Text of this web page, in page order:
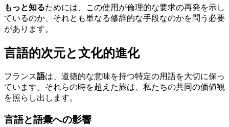
もっと知るためには、この使用が倫理的な要求の再発を示し
ているのか、それとも単なる修辞的な手段なのかを問う必要
があります。
言語的次元と文化的進化
フランス語は、道徳的な意味を持つ特定の用語を大切に保っ
ています。それらの時を超えた旅は、私たちの共同の価値観
を照らし出します。
言語と語彙への影響